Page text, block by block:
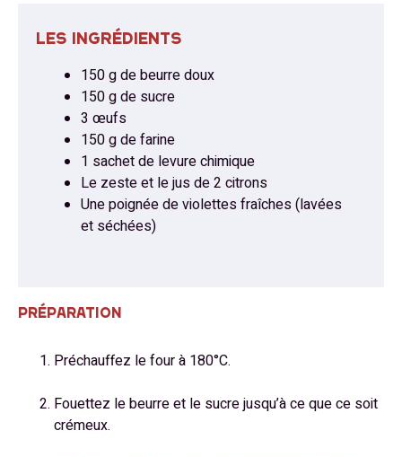
LES INGRÉDIENTS
150 g de beurre doux
150 g de sucre
3 œufs
150 g de farine
1 sachet de levure chimique
Le zeste et le jus de 2 citrons
Une poignée de violettes fraîches (lavées
et séchées)
PRÉPARATION
Préchauffez le four à 180°C.
Fouettez le beurre et le sucre jusqu’à ce que ce soit
crémeux.